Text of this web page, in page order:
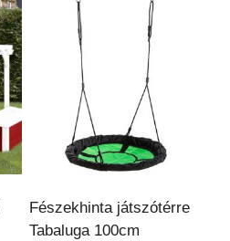
Fészekhinta játszótérre
Tabaluga 100cm